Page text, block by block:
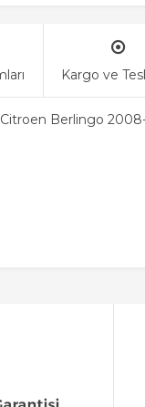
Kargo ve
Berlingo